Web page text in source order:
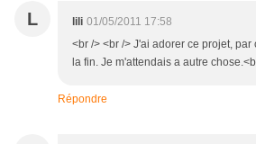
L lili 01/05/2011 17:58
<br /> <br /> J'ai adorer ce projet,
la fin. Je m'attendais a autre
Répondre